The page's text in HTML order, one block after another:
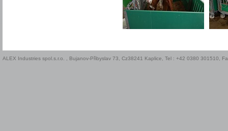
ALEX Industries spol.s.r.o. , Bujanov-Přibyslav 73, Cz38241 Kaplice, Tel : +42 0380 301510,